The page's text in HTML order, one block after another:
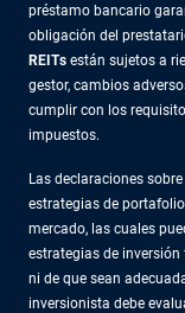
préstamo bancario
obligación del
REITs están sujetos a
gestor, cambios
cumplir con los
impuestos.
Las declaraciones
estrategias de
mercado, las cuales
estrategias de
ni de que sean
inversionista debe